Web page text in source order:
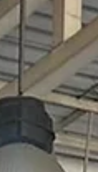
(CDA) y multas más visibles
entre conductores de carro y
diario por Medellín o el Valle
te afecta directamente. Aquí